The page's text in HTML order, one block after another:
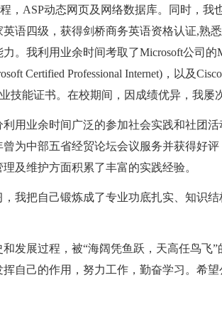
，ASP动态网页及网络数据库。同时，我
语四级，获得剑桥商务英语资格认证,熟
。我利用业余时间考取了Microsoft公司的
Certified Professional Internet)，以及
技能证书。在校期间，因成绩优异，我屡
利用业余时间广泛的参加社会实践和社团
为中部五省经贸论坛会议服务并获得好
及维护方面积累了丰富的实践经验。
我把自己锻炼成了专业功底扎实、知识
发展过程，被“海阔凭鱼跃，天高任鸟飞
自己的作用，努力工作，勤奋学习。希望